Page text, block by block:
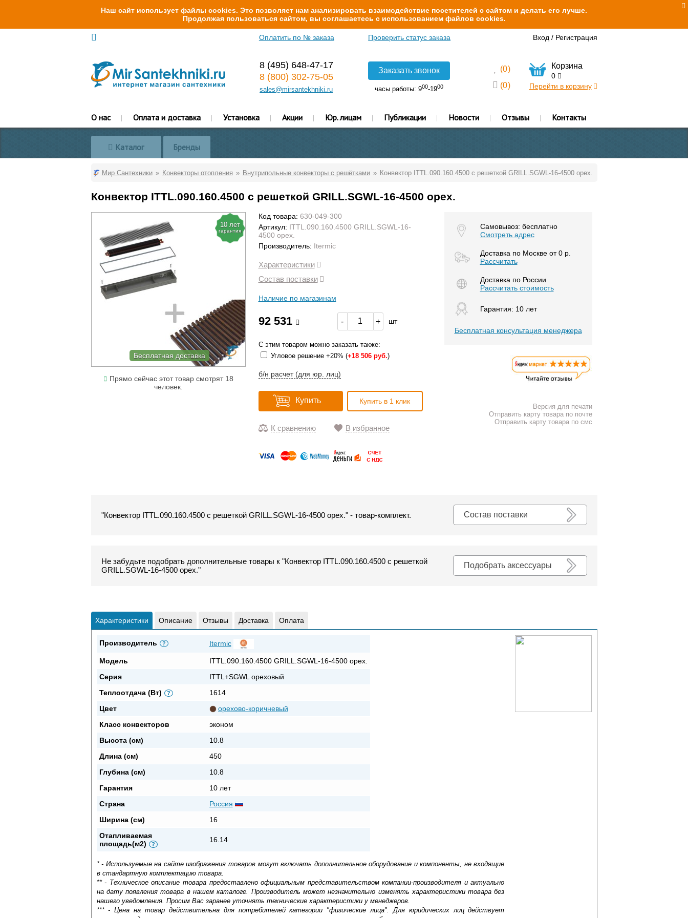
Наш сайт использует файлы cookies. Это позволяет нам анализировать взаимодействие посетителей с сайтом и делать его лучше.
Продолжая пользоваться сайтом, вы соглашаетесь с использованием файлов cookies.
Оплатить по № заказа Проверить статус заказа Вход / Регистрация
8 (495) 648-47-17
8 (800) 302-75-05
sales@mirsantekhniki.ru
Заказать звонок
часы работы: 900-1900
(0)
(0)
Корзина
0
Перейти в корзину
О нас Оплата и доставка Установка Акции Юр. лицам Публикации Новости Отзывы Контакты
Каталог Бренды
Мир Сантехники Конвекторы отопления Внутрипольные конвекторы с решётками Конвектор ITTL.090.160.4500 с решеткой GRILL.SGWL-16-4500 орех.
Конвектор ITTL.090.160.4500 с решеткой GRILL.SGWL-16-4500 орех.
10 лет
гарантия
Бесплатная доставка
Прямо сейчас этот товар смотрят 18
человек.
Код товара: 630-049-300
Артикул: ITTL.090.160.4500 GRILL.SGWL-16-
4500 орех.
Производитель: Itermic
Характеристики
Состав поставки
Наличие по магазинам
92 531 - + шт
С этим товаром можно заказать также:
Угловое решение +20% (+18 506 руб.)
б/н расчет (для юр. лиц)
Купить Купить в 1 клик
К сравнению В избранное
Самовывоз: бесплатно
Смотреть адрес
Доставка по Москве от 0 р.
Расcчитать
Доставка по России
Рассчитать стоимость
Гарантия: 10 лет
Бесплатная консультация менеджера
Версия для печати
Отправить карту товара по почте
Отправить карту товара по смс
Состав поставки
"Конвектор ITTL.090.160.4500 с решеткой GRILL.SGWL-16-4500 орех." - товар-комплект.
Подобрать аксессуары
Не забудьте подобрать дополнительные товары к "Конвектор ITTL.090.160.4500 с решеткой
GRILL.SGWL-16-4500 орех."
Характеристики Описание Отзывы Доставка Оплата
Производитель ? Itermic
Модель
ITTL.090.160.4500 GRILL.SGWL-16-4500 орех.
Серия
ITTL+SGWL ореховый
Теплоотдача (Вт)
?
1614
Цвет
орехово-коричневый
Класс конвекторов
эконом
Высота (см)
10.8
Длина (см)
450
Глубина (см)
10.8
Гарантия
10 лет
Страна
Россия
Ширина (см)
16
Отапливаемая
площадь(м2)
?
16.14
* - Используемые на сайте изображения товаров могут включать дополнительное оборудование и компоненты, не входящие
в стандартную комплектацию товара.
** - Техническое описание товара предоставлено официальным представительством компании-производителя и актуально
на дату появления товара в нашем каталоге. Производитель может незначительно изменять характеристики товара без
нашего уведомления. Просим Вас заранее уточнять технические характеристики у менеджеров.
*** - Цена на товар действительна для потребителей категории "физические лица". Для юридических лиц действует